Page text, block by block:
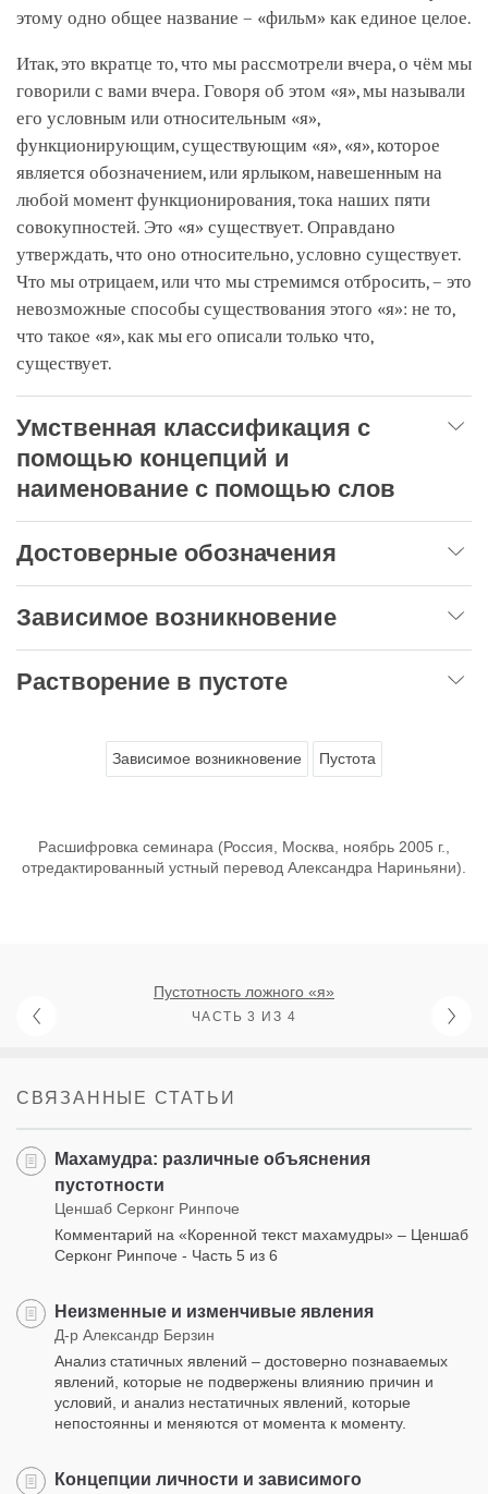
этому одно общее название – «фильм» как единое целое.
Итак, это вкратце то, что мы рассмотрели вчера, о чём мы
говорили с вами вчера. Говоря об этом «я», мы называли
его условным или относительным «я»,
функционирующим, существующим «я», «я», которое
является обозначением, или ярлыком, навешенным на
любой момент функционирования, тока наших пяти
совокупностей. Это «я» существует. Оправдано
утверждать, что оно относительно, условно существует.
Что мы отрицаем, или что мы стремимся отбросить, – это
невозможные способы существования этого «я»: не то,
что такое «я», как мы его описали только что,
существует.
Умственная классификация с
помощью концепций и
наименование с помощью слов
Достоверные обозначения
Зависимое возникновение
Растворение в пустоте
Зависимое возникновение Пустота
Расшифровка семинара (Россия, Москва, ноябрь 2005 г.,
отредактированный устный перевод Александра Нариньяни).
Пустотность ложного «я»
ЧАСТЬ 3 ИЗ 4
СВЯЗАННЫЕ СТАТЬИ
Махамудра: различные объяснения
пустотности
Ценшаб Серконг Ринпоче
Комментарий на «Коренной текст махамудры» – Ценшаб
Серконг Ринпоче - Часть 5 из 6
Неизменные и изменчивые явления
Д-р Александр Берзин
Анализ статичных явлений – достоверно познаваемых
явлений, которые не подвержены влиянию причин и
условий, и анализ нестатичных явлений, которые
непостоянны и меняются от момента к моменту.
Концепции личности и зависимого